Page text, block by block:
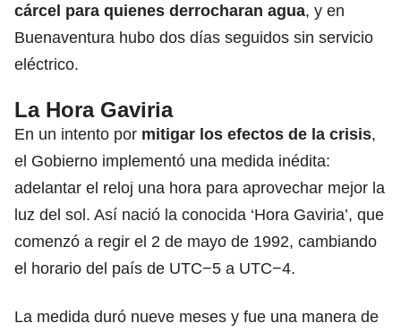
cárcel para quienes derrocharan agua, y en
Buenaventura hubo dos días seguidos sin servicio
eléctrico.
La Hora Gaviria
En un intento por mitigar los efectos de la crisis,
el Gobierno implementó una medida inédita:
adelantar el reloj una hora para aprovechar mejor la
luz del sol. Así nació la conocida ‘Hora Gaviria’, que
comenzó a regir el 2 de mayo de 1992, cambiando
el horario del país de UTC−5 a UTC−4.
La medida duró nueve meses y fue una manera de